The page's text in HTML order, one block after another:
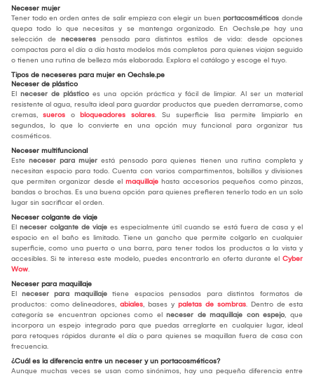
Neceser mujer
Tener todo en orden antes de salir empieza con elegir un buen portacosméticos donde
quepa todo lo que necesitas y se mantenga organizado. En Oechsle.pe hay una
selección de neceseres pensada para distintos estilos de vida: desde opciones
compactas para el día a día hasta modelos más completos para quienes viajan seguido
o tienen una rutina de belleza más elaborada. Explora el catálogo y escoge el tuyo.
Tipos de neceseres para mujer en Oechsle.pe
Neceser de plástico
El neceser de plástico es una opción práctica y fácil de limpiar. Al ser un material
resistente al agua, resulta ideal para guardar productos que pueden derramarse, como
cremas, sueros o bloqueadores solares. Su superficie lisa permite limpiarlo en
segundos, lo que lo convierte en una opción muy funcional para organizar tus
cosméticos.
Neceser multifuncional
Este neceser para mujer está pensado para quienes tienen una rutina completa y
necesitan espacio para todo. Cuenta con varios compartimentos, bolsillos y divisiones
que permiten organizar desde el maquillaje hasta accesorios pequeños como pinzas,
bandas o brochas. Es una buena opción para quienes prefieren tenerlo todo en un solo
lugar sin sacrificar el orden.
Neceser colgante de viaje
El neceser colgante de viaje es especialmente útil cuando se está fuera de casa y el
espacio en el baño es limitado. Tiene un gancho que permite colgarlo en cualquier
superficie, como una puerta o una barra, para tener todos los productos a la vista y
accesibles. Si te interesa este modelo, puedes encontrarlo en oferta durante el Cyber
Wow.
Neceser para maquillaje
El neceser para maquillaje tiene espacios pensados para distintos formatos de
productos: como delineadores, abiales, bases y paletas de sombras. Dentro de esta
categoría se encuentran opciones como el neceser de maquillaje con espejo, que
incorpora un espejo integrado para que puedas arreglarte en cualquier lugar, ideal
para retoques rápidos durante el día o para quienes se maquillan fuera de casa con
frecuencia.
¿Cuál es la diferencia entre un neceser y un portacosméticos?
Aunque muchas veces se usan como sinónimos, hay una pequeña diferencia entre